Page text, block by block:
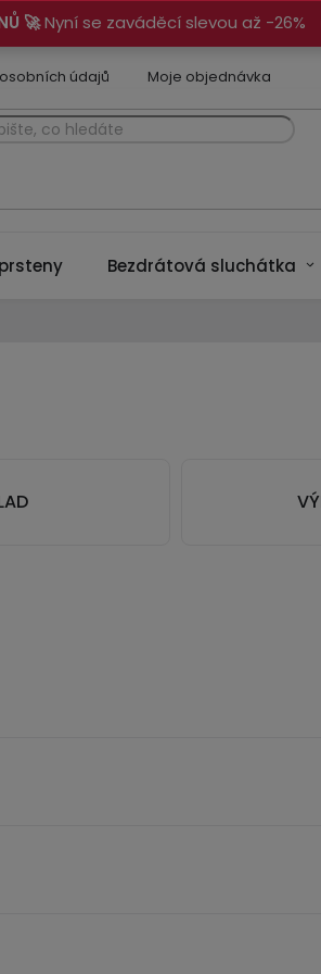
🚀Nyní se zaváděcí slevou až -26%
údajů Moje objednávka
Bezdrátová sluchátka